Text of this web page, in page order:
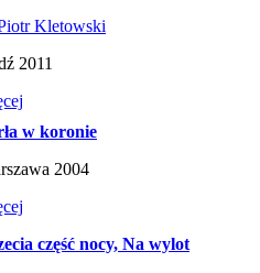
Kletowski
2011
w koronie
2004
część nocy, Na wylot